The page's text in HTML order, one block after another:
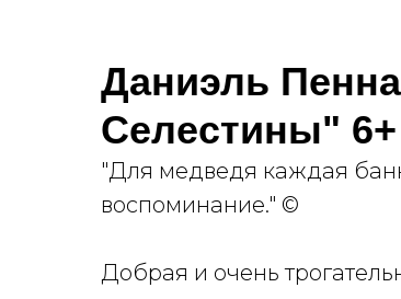
Даниэль
Селестины" 6+
"Для медведя каждая
воспоминание." ©
Добрая и очень